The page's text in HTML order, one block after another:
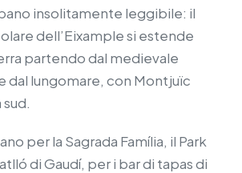
insolitamente leggibile: il
dell’Eixample si estende
partendo dal medievale
dal lungomare, con Montjuïc
sud.
per la Sagrada Família, il Park
di Gaudí, per i bar di tapas di